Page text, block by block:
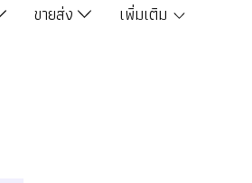
ขายส่ง
เพิ่มเติม